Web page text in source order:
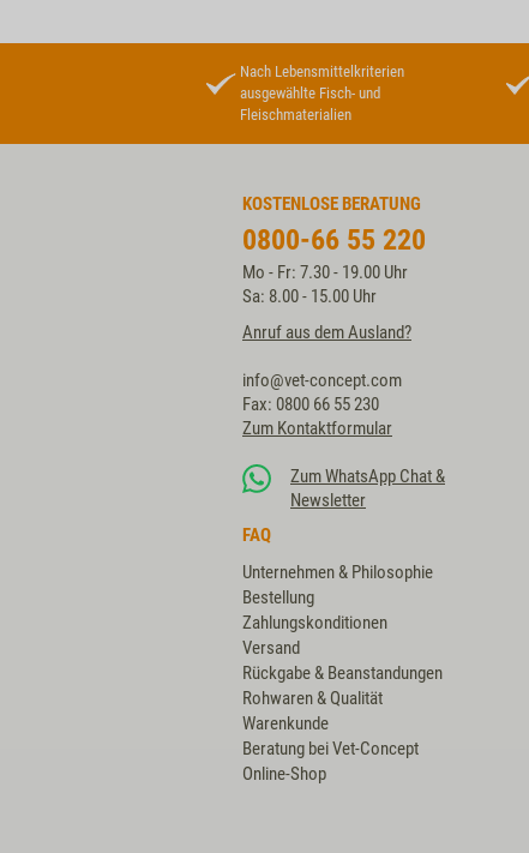
Nach Lebensmittelkriterien
ausgewählte Fisch- und
Fleischmaterialien
KOSTENLOSE BERATUNG
0800-66 55 220
Mo - Fr: 7.30 - 19.00 Uhr
Sa: 8.00 - 15.00 Uhr
Anruf aus dem Ausland?
info@vet-concept.com
Fax: 0800 66 55 230
Zum Kontaktformular
Zum WhatsApp Chat &
Newsletter
FAQ
Unternehmen & Philosophie
Bestellung
Zahlungskonditionen
Versand
Rückgabe & Beanstandungen
Rohwaren & Qualität
Warenkunde
Beratung bei Vet-Concept
Online-Shop